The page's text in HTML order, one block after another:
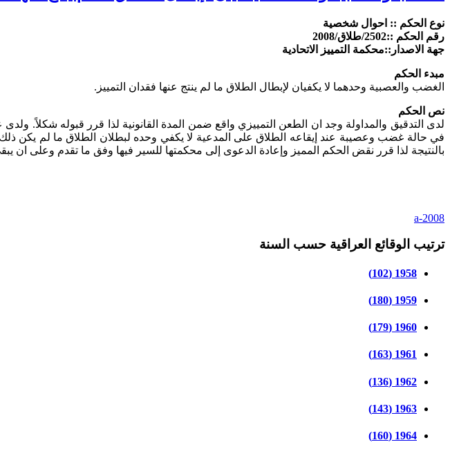
نوع الحكم :: احوال شخصية
رقم الحكم ::2502/طلاق/2008
جهة الاصدار::محكمة التمييز الاتحادية
مبدء الحكم
الغضب والعصبية وحدهما لا يكفيان لإبطال الطلاق ما لم ينتج عنها فقدان التمييز.
نص الحكم
لدى التدقيق والمداولة وجد ان الطعن التمييزي واقع ضمن المدة القانونية لذا قرر قبوله
في حالة غضب وعصيبة عند إيقاعه الطلاق على المدعية لا يكفي وحده لبطلان الطلاق ما لم يكن
بالنتيجة لذا قرر نقض الحكم المميز وإعادة الدعوى إلى محكمتها للسير فيها وفق ما تقدم وعلى ان يبقى رسم التمييز تابعا
a-2008
ترتيب الوقائع العراقية حسب السنة
1958 (102)
1959 (180)
1960 (179)
1961 (163)
1962 (136)
1963 (143)
1964 (160)